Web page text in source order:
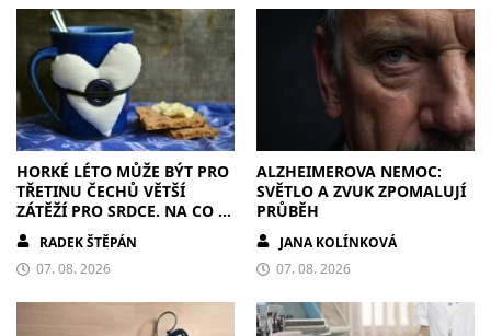
HORKÉ LÉTO MŮŽE BÝT PRO
TŘETINU ČECHŮ VĚTŠÍ
ZÁTĚŽÍ PRO SRDCE. NA CO SI
DÁT POZOR?
RADEK ŠTĚPÁN
07. 08. 2026
ALZHEIMEROVA NEMOC:
SVĚTLO A ZVUK ZPOMALUJÍ
PRŮBĚH
JANA KOLÍNKOVÁ
07. 08. 2026